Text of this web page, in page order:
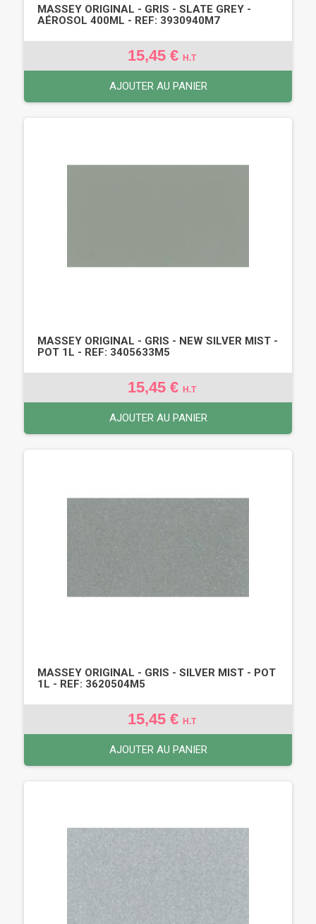
MASSEY ORIGINAL - GRIS - SLATE GREY -
AÉROSOL 400ML - REF: 3930940M7
15,45 € H.T
AJOUTER AU PANIER
MASSEY ORIGINAL - GRIS - NEW SILVER MIST -
POT 1L - REF: 3405633M5
15,45 € H.T
AJOUTER AU PANIER
MASSEY ORIGINAL - GRIS - SILVER MIST - POT
1L - REF: 3620504M5
15,45 € H.T
AJOUTER AU PANIER